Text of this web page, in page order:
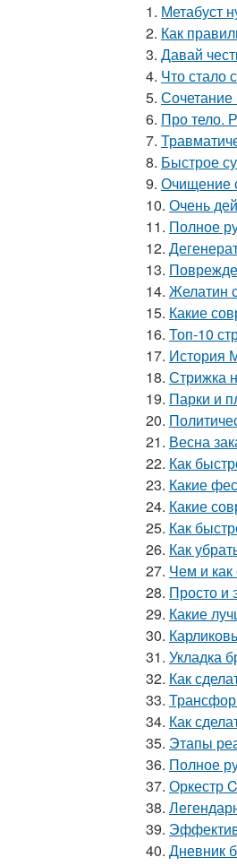
1. Метабуст
2. Как
3. Давай
4. Что стало
5. Сочетание
6. Про тело.
7.
8. Быстрое
9. Очищение
10. Очень
11. Полное
12.
13.
14. Желатин
15. Какие
16. Топ-10
17. История
18. Стрижка
19. Парки и
20.
21. Весна
22. Как
23. Какие
24. Какие
25. Как
26. Как
27. Чем и
28. Просто и
29. Какие
30.
31. Укладка
32. Как
33.
34. Как
35. Этапы
36. Полное
37. Оркестр
38.
39.
40. Дневник